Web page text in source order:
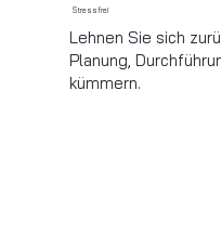
Stressfrei
Lehnen Sie sich
Planung,
kümmern.